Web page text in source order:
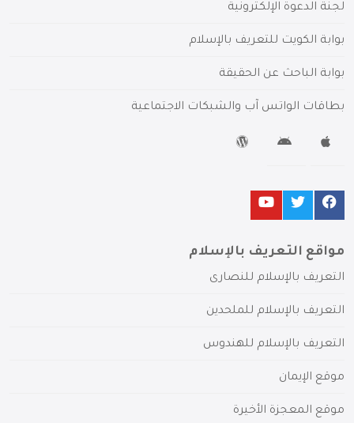
لجنة الدعوة الإلكترونية
بوابة الكويت للتعريف بالإسلام
بوابة الباحث عن الحقيقة
بطاقات الواتس آب والشبكات الاجتماعية
مواقع التعريف بالإسلام
التعريف بالإسلام للنصارى
التعريف بالإسلام للملحدين
التعريف بالإسلام للهندوس
موقع الإيمان
موقع المعجزة الأخيرة